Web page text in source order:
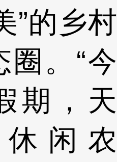
”的乡村
圈。“今
期，天
闲农